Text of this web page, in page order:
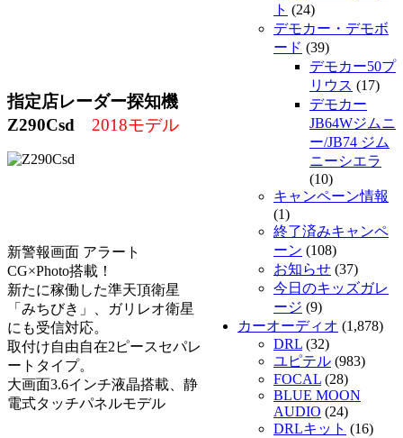
指定店レーダー探知機
Z290Csd 2018モデル
新警報画面 アラート
CG×Photo搭載！
新たに稼働した準天頂衛星
「みちびき」、ガリレオ衛星
にも受信対応。
取付け自由自在2ピースセパレ
ートタイプ。
大画面3.6インチ液晶搭載、静
電式タッチパネルモデル
ト (24)
デモカー・デモボ
ード (39)
デモカー50プ
リウス (17)
デモカー
JB64Wジムニ
ー/JB74 ジム
ニーシエラ
(10)
キャンペーン情報
(1)
終了済みキャンペ
ーン (108)
お知らせ (37)
今日のキッズガレ
ージ (9)
カーオーディオ (1,878)
DRL (32)
ユピテル (983)
FOCAL (28)
BLUE MOON
AUDIO (24)
DRLキット (16)